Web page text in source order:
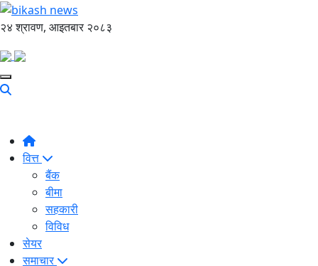
२४ श्रावण, आइतबार २०८३
वित्त
बैंक
बीमा
सहकारी
विविध
सेयर
समाचार